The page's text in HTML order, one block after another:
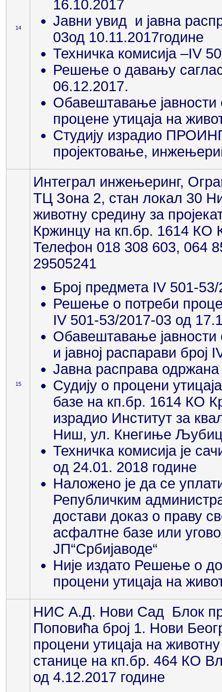
14
16.10.2017
Јавни увид и јавна
03од 10.11.2017године
Техничка комисија –IV
Решење о давању
06.12.2017.
Обавештавање јавности
процене утицаја на
Студију израдио
пројектовање,
15
Интеграл инжењеринг,
ТЦ Зона 2, стан локал 30
животну средину за
Кржинцу на кп.бр. 1614 КО
Телефон 018 308 603, 064
29505241
Број предмета IV 501-
Решење о потреби
IV 501-53/2017-03 од
Обавештавање јавности
и јавној распарави
Јавна расправа
Судију о процени
базе на кп.бр. 1614 КО
израдио Институт за
Ниш, ул. Кнегиње
Техничка комисија је
од 24.01. 2018 године
Наложено је да се
Републичким
достави доказ о праву
асфалтне базе или
ЈП“Србијаводе“
Није издато Решење о
процени утицаја на
НИС А.Д. Нови Сад Блок
Поповића број 1. Нови
процени утицаја на
станице на кп.бр. 464 КО
од 4.12.2017 године